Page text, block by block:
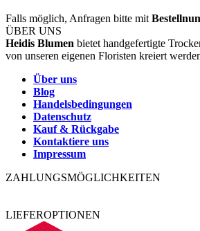
Falls möglich, Anfragen bitte mit
ÜBER UNS
Heidis Blumen bietet handgefertigte
von unseren eigenen Floristen kreiert
Über uns
Blog
Handelsbedingungen
Datenschutz
Kauf & Rückgabe
Kontaktiere uns
Impressum
ZAHLUNGSMÖGLICHKEITEN
LIEFEROPTIONEN